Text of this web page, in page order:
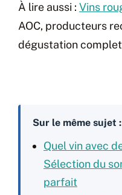
À lire aussi : Vins
AOC, producteurs
dégustation
Sur le même sujet :
Quel vin avec
Sélection du
parfait